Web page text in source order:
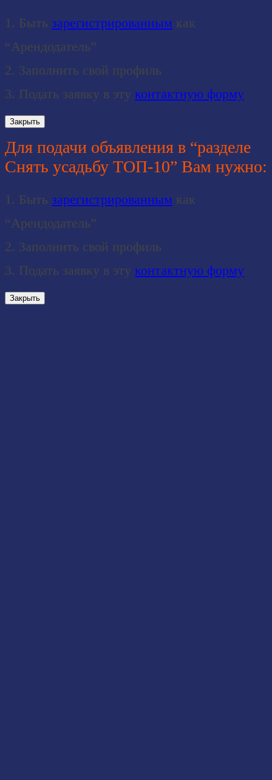
1. Быть зарегистрированным как
“Арендодатель”
2. Заполнить свой профиль
3. Подать заявку в эту контактную форму
Закрыть
Для подачи объявления в “разделе
Снять усадьбу ТОП-10” Вам нужно:
1. Быть зарегистрированным как
“Арендодатель”
2. Заполнить свой профиль
3. Подать заявку в эту контактную форму
Закрыть